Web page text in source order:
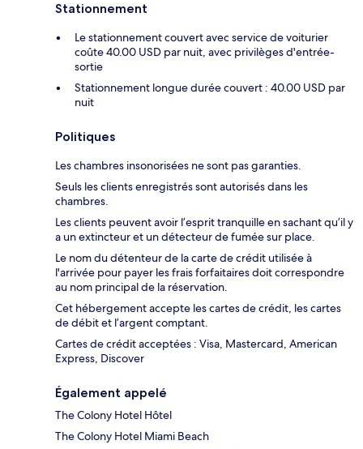
Stationnement
Le stationnement couvert avec service de voiturier
coûte 40.00 USD par nuit, avec privilèges d'entrée-
sortie
Stationnement longue durée couvert : 40.00 USD par
nuit
Politiques
Les chambres insonorisées ne sont pas garanties.
Seuls les clients enregistrés sont autorisés dans les
chambres.
Les clients peuvent avoir l’esprit tranquille en sachant qu’il y
a un extincteur et un détecteur de fumée sur place.
Le nom du détenteur de la carte de crédit utilisée à
l'arrivée pour payer les frais forfaitaires doit correspondre
au nom principal de la réservation.
Cet hébergement accepte les cartes de crédit, les cartes
de débit et l’argent comptant.
Cartes de crédit acceptées : Visa, Mastercard, American
Express, Discover
Également appelé
The Colony Hotel Hôtel
The Colony Hotel Miami Beach